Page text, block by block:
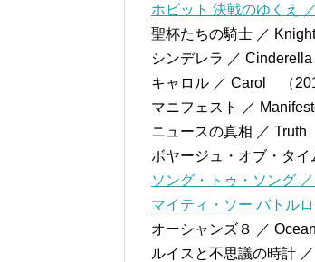
ホビット 決戦のゆくえ
聖杯たちの騎士 ／
シンデレラ ／
キャロル ／ Carol （
マニフェスト ／
ニュースの真相 ／ Truth
ボヤージュ・オブ・タ
ソング・トゥ・ソング
マイティ・ソー バトル
オーシャンズ８ ／
ルイスと不思議の時計